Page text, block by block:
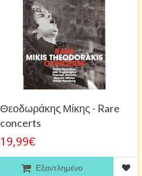
Θεοδωράκης Μίκης - Rare
concerts
19,99€
Εξαντλημένο